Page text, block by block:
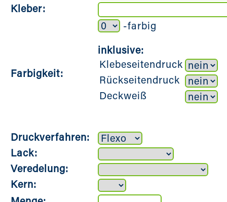
Kleber:
Farbigkeit:
-farbig
inklusive:
Klebeseitendruck
Rückseitendruck
Deckweiß
Druckverfahren:
Lack:
Veredelung:
Kern: